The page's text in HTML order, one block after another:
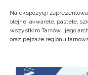
Na ekspozycji
olejne, akwarele, pastele,
wszystkim Tarnów, jego
oraz pejzaże regionu